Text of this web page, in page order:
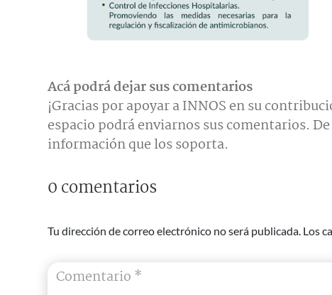
Acá podrá dejar sus comentarios
¡Gracias por apoyar a INNOS en su
espacio podrá enviarnos sus comentarios.
información que los soporta.
0 comentarios
Tu dirección de correo electrónico no será publicada. Los